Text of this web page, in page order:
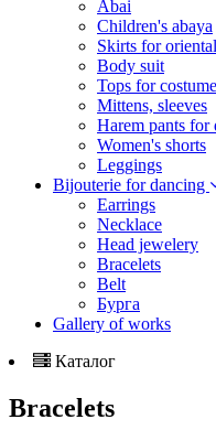
Abai
Children's abaya
Skirts for
Body suit
Tops for
Mittens, sleeves
Harem pants for
Women's shorts
Leggings
Bijouterie for dancing
Earrings
Necklace
Head jewelery
Bracelets
Belt
Бурга
Gallery of works
Каталог
Bracelets